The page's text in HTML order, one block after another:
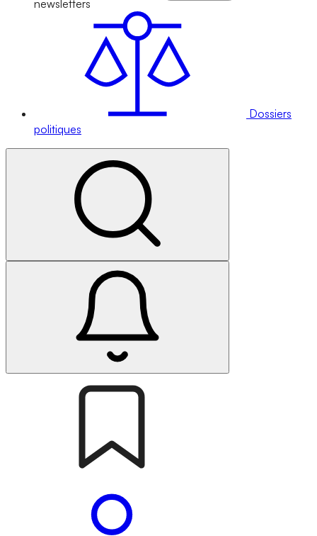
newsletters
Dossiers
politiques